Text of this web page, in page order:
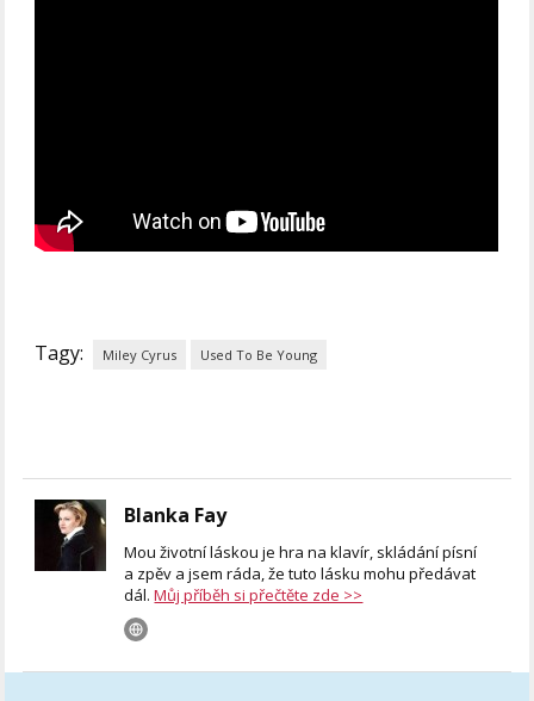
Tagy: Miley Cyrus Used To Be Young
Blanka Fay
Mou životní láskou je hra na klavír, skládání písní
a zpěv a jsem ráda, že tuto lásku mohu předávat
dál.Můj příběh si přečtěte zde >>